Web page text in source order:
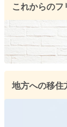
これからの
地方への移住